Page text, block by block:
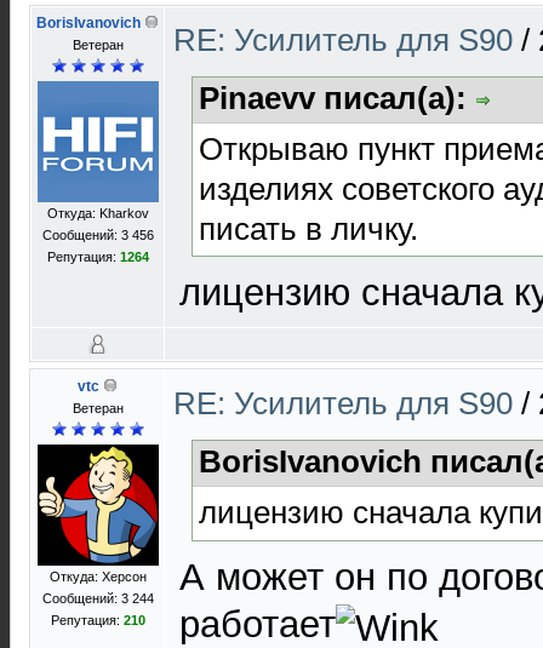
BorisIvanovich
Ветеран
Откуда: Kharkov
Сообщений: 3 456
Репутация: 1264
RE: Усилитель для S90 /
Pinaevv писал(а):
Открываю пункт
изделиях советского
писать в личку.
лицензию сначала
vtc
Ветеран
Откуда: Херсон
Сообщений: 3 244
Репутация: 210
RE: Усилитель для S90 /
BorisIvanovich
лицензию сначала
А может он по
работает